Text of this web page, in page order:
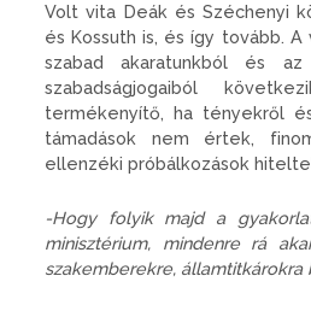
Volt vita Deák és Széchenyi
és Kossuth is, és így tovább.
szabad akaratunkból és
szabadságjogaiból
termékenyítő, ha tényekről
támadások nem értek,
ellenzéki próbálkozások
-Hogy folyik majd a
minisztérium, mindenre rá
szakemberekre, államtitkárokra